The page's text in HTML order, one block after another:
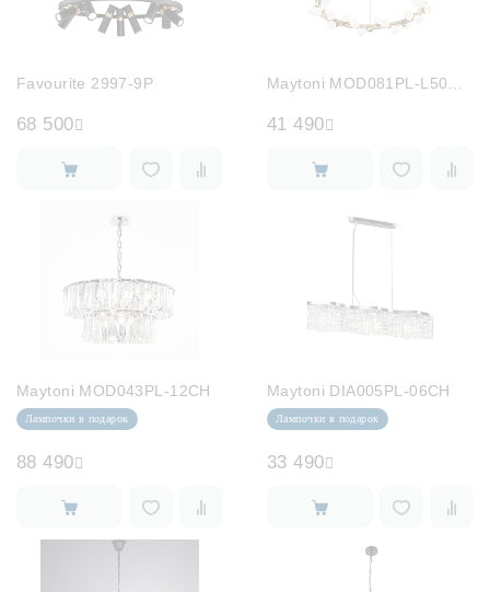
Favourite 2997-9P
68 500 41 490
Maytoni MOD043PL-12CH
Лампочки в подарок
88 490
Maytoni DIA005PL-06CH
Лампочки в подарок
33 490